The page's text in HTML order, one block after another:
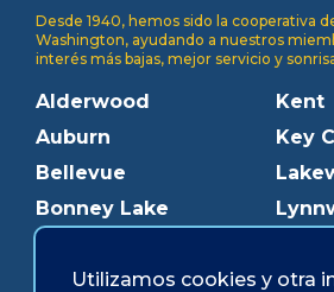
Desde 1940, hemos sido la cooperativa
Washington, ayudando a nuestros
interés más bajas, mejor servicio y
Alderwood
Auburn
Bellevue
Bonney Lake
Bothell
Burien
Kent
Key
Utilizamos cookies y otra